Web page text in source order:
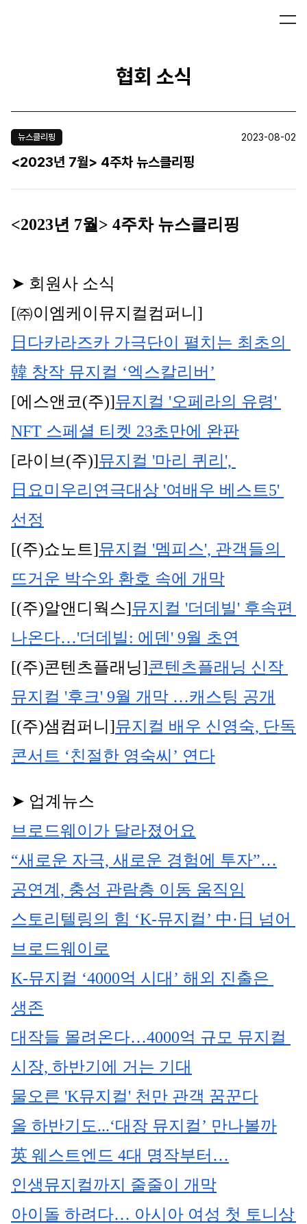
협회 소식
뉴스클리핑 2023-08-02
<2023년 7월> 4주차 뉴스클리핑
<2023년 7월> 4주차 뉴스클리핑
➤ 회원사 소식
[㈜이엠케이뮤지컬컴퍼니]
日다카라즈카 가극단이 펼치는 최초의
韓 창작 뮤지컬 ‘엑스칼리버’
[에스앤코(주)]뮤지컬 '오페라의 유령'
NFT 스페셜 티켓 23초만에 완판
[라이브(주)]뮤지컬 '마리 퀴리',
日요미우리연극대상 '여배우 베스트5'
선정
[(주)쇼노트]뮤지컬 '멤피스', 관객들의
뜨거운 박수와 환호 속에 개막
[(주)알앤디웍스]뮤지컬 '더데빌' 후속편
나온다…'더데빌: 에덴' 9월 초연
[(주)콘텐츠플래닝]콘텐츠플래닝 신작
뮤지컬 '후크' 9월 개막 …캐스팅 공개
[(주)샘컴퍼니]뮤지컬 배우 신영숙, 단독
콘서트 ‘친절한 영숙씨’ 연다
➤ 업계뉴스
브로드웨이가 달라졌어요
“새로운 자극, 새로운 경험에 투자”…
공연계, 충성 관람층 이동 움직임
스토리텔링의 힘 ‘K-뮤지컬’ 中·日 넘어
브로드웨이로
K-뮤지컬 ‘4000억 시대’ 해외 진출은
생존
대작들 몰려온다…4000억 규모 뮤지컬
시장, 하반기에 거는 기대
물오른 'K뮤지컬' 천만 관객 꿈꾼다
올 하반기도...‘대장 뮤지컬’ 만나볼까
英 웨스트엔드 4대 명작부터…
인생뮤지컬까지 줄줄이 개막
아이돌 하려다… 아시아 여성 첫 토니상